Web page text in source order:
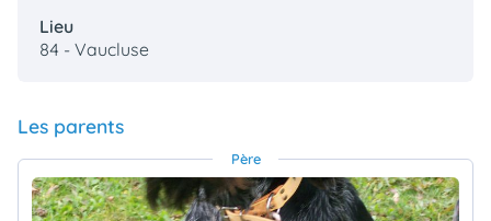
Lieu
84 - Vaucluse
Les parents
Père